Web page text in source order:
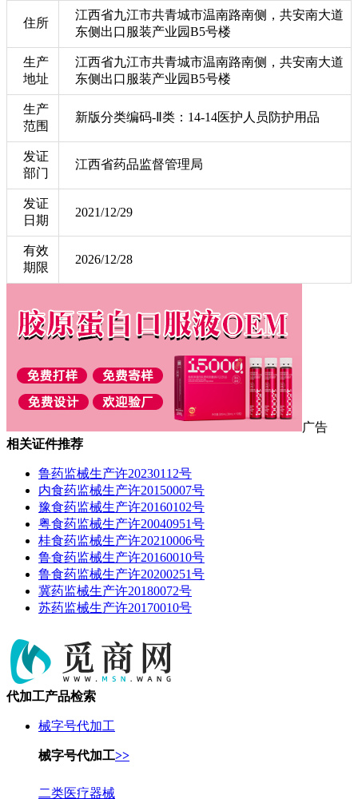
住所
江西省九江市共青城市温南路南侧，共安南大道
东侧出口服装产业园B5号楼
生产
地址
江西省九江市共青城市温南路南侧，共安南大道
东侧出口服装产业园B5号楼
生产
范围
新版分类编码-Ⅱ类：14-14医护人员防护用品
发证
部门
江西省药品监督管理局
发证
日期
2021/12/29
有效
期限
2026/12/28
广告
相关证件推荐
鲁药监械生产许20230112号
内食药监械生产许20150007号
豫食药监械生产许20160102号
粤食药监械生产许20040951号
桂食药监械生产许20210006号
鲁食药监械生产许20160010号
鲁食药监械生产许20200251号
冀药监械生产许20180072号
苏药监械生产许20170010号
代加工产品检索
械字号代加工
械字号代加工>>
二类医疗器械